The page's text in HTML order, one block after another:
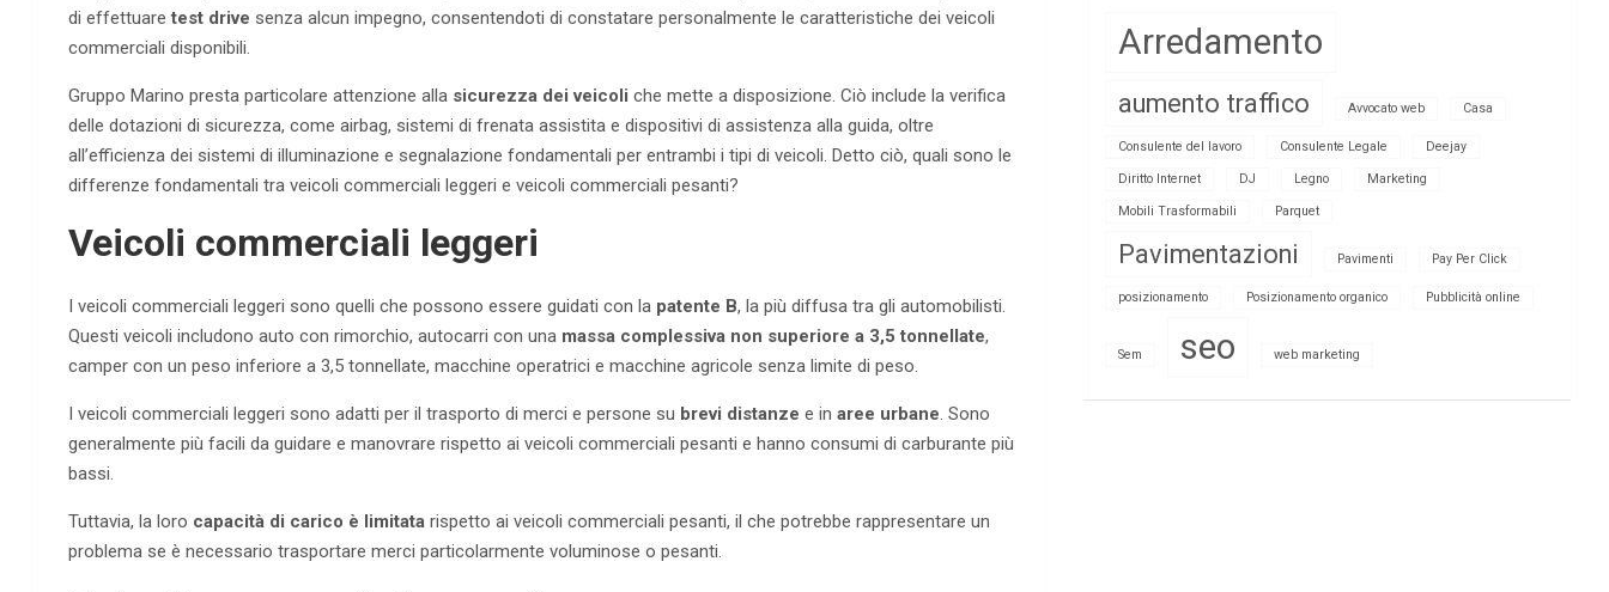
di effettuare test drive senza alcun impegno, consentendoti di constatare personalmente le caratteristiche dei veicoli
commerciali disponibili.
Gruppo Marino presta particolare attenzione alla sicurezza dei veicoli che mette a disposizione. Ciò include la verifica
delle dotazioni di sicurezza, come airbag, sistemi di frenata assistita e dispositivi di assistenza alla guida, oltre
all’efficienza dei sistemi di illuminazione e segnalazione fondamentali per entrambi i tipi di veicoli. Detto ciò, quali sono le
differenze fondamentali tra veicoli commerciali leggeri e veicoli commerciali pesanti?
Veicoli commerciali leggeri
I veicoli commerciali leggeri sono quelli che possono essere guidati con la patente B, la più diffusa tra gli automobilisti.
Questi veicoli includono auto con rimorchio, autocarri con una massa complessiva non superiore a 3,5 tonnellate,
camper con un peso inferiore a 3,5 tonnellate, macchine operatrici e macchine agricole senza limite di peso.
I veicoli commerciali leggeri sono adatti per il trasporto di merci e persone su brevi distanze e in aree urbane. Sono
generalmente più facili da guidare e manovrare rispetto ai veicoli commerciali pesanti e hanno consumi di carburante più
bassi.
Tuttavia, la loro capacità di carico è limitata rispetto ai veicoli commerciali pesanti, il che potrebbe rappresentare un
problema se è necessario trasportare merci particolarmente voluminose o pesanti.
Arredamento
aumento traffico Avvocato web Casa
Consulente del lavoro Consulente Legale Deejay
Diritto Internet DJ Legno Marketing
Mobili Trasformabili Parquet
Pavimentazioni Pavimenti Pay Per Click
posizionamento Posizionamento organico Pubblicità online
Sem seo web marketing